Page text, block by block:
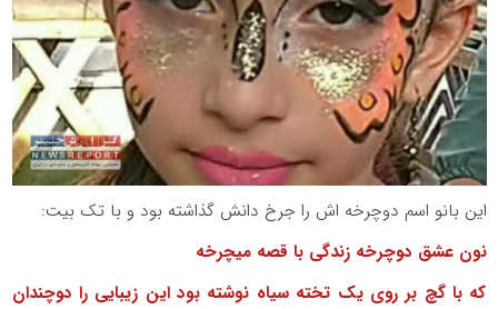
این بانو اسم دوچرخه اش را جرخ دانش گذاشته بود و با تک بیت:
نون عشق دوچرخه زندگی با قصه میچرخه
که با گچ بر روی یک تخته سیاه نوشته بود این زیبایی را دوچندان